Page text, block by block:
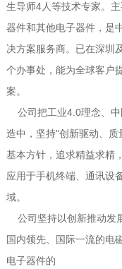
生导师4人等技术专家。
器件和其他电子器件，是
决方案服务商。已在深圳
个办事处，能为全球客户
案。
公司把工业4.0理念、中
造中，坚持"创新驱动、
基本方针，追求精益求精
应用于手机终端、通讯设
域。
公司坚持以创新推动发
国内领先、国际一流的电
电子器件的